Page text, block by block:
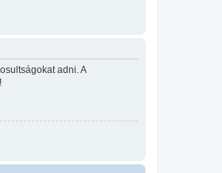
adni. A